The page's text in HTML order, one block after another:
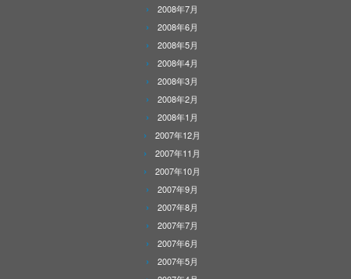
2008年7月
2008年6月
2008年5月
2008年4月
2008年3月
2008年2月
2008年1月
2007年12月
2007年11月
2007年10月
2007年9月
2007年8月
2007年7月
2007年6月
2007年5月